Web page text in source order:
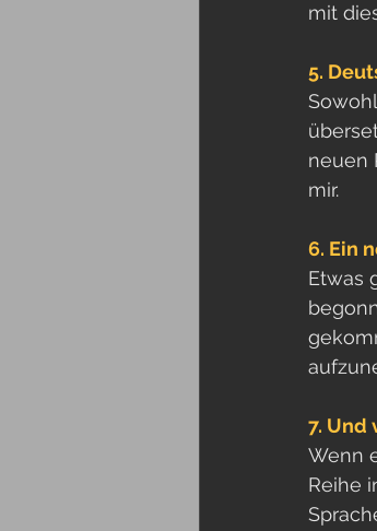
mit
5.
Sowohl
neuen
mir.
6. Ein
Etwas
7. Und
Wenn
Reihe